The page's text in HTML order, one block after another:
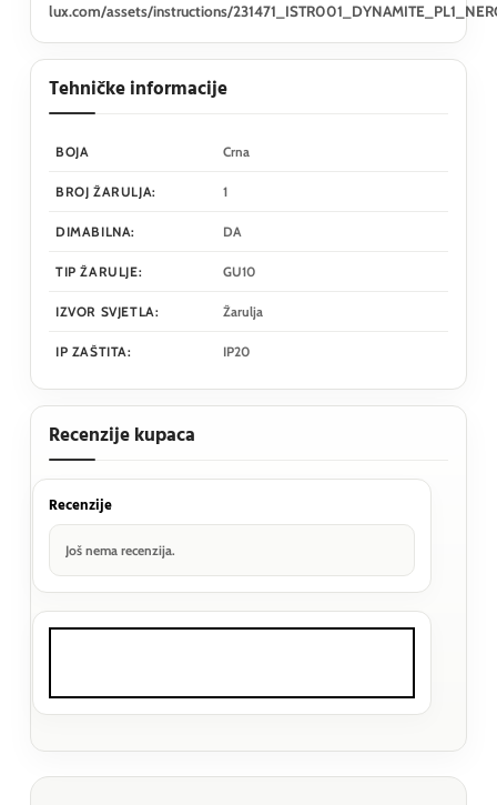
lux.com/assets/instructions/
Tehničke informacije
BOJA Crna
BROJ ŽARULJA: 1
DIMABILNA: DA
TIP ŽARULJE: GU10
IZVOR SVJETLA: Žarulja
IP ZAŠTITA: IP20
Recenzije kupaca
Recenzije
Još nema recenzija.